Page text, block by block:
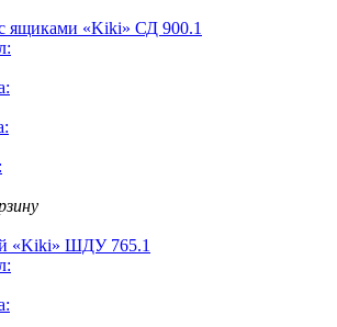
ящиками «Kiki» СД 900.1
«Kiki» ШДУ 765.1